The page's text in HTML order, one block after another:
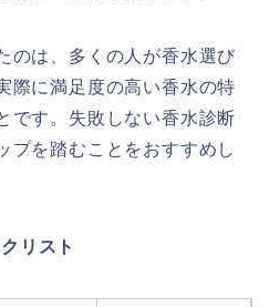
のは、多くの人が香水選び
際に満足度の高い香水の特
です。失敗しない香水診断
プを踏むことをおすすめし
リスト